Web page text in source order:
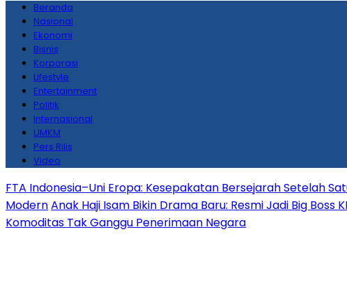
Beranda
Nasional
Ekonomi
Bisnis
Korporasi
Lifestyle
Entertainment
Politik
Internasional
UMKM
Pers Rilis
Video
FTA Indonesia–Uni Eropa: Kesepakatan Bersejarah Setelah
ModernAnak Haji Isam Bikin Drama Baru: Resmi Jadi Big Boss
Komoditas Tak Ganggu Penerimaan Negara